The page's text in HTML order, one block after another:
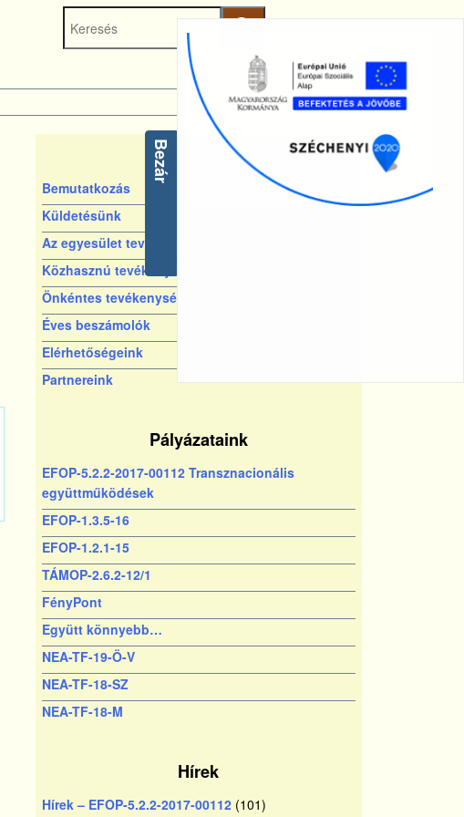
indítása
Bemutatkozás
Küldetésünk
Az egyesület tevékenysége
Közhasznú tevékenységeink
Önkéntes tevékenységeink
Éves beszámolók
Elérhetőségeink
Partnereink
Pályázataink
EFOP-5.2.2-2017-00112 Transznacionális
együttműködések
EFOP-1.3.5-16
EFOP-1.2.1-15
TÁMOP-2.6.2-12/1
FényPont
Együtt könnyebb…
NEA-TF-19-Ö-V
NEA-TF-18-SZ
NEA-TF-18-M
Hírek
Hírek – EFOP-5.2.2-2017-00112(101)
Bezár